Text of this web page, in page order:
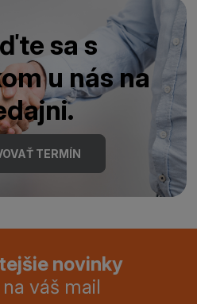
sa s
u nás na
TERMÍN
novinky
váš mail